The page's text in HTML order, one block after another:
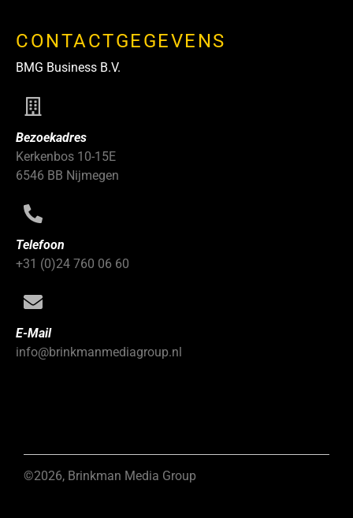
CONTACTGEGEVENS
BMG Business B.V.
Bezoekadres
Kerkenbos 10-15E
6546 BB Nijmegen
Telefoon
+31 (0)24 760 06 60
E-Mail
info@brinkmanmediagroup.nl
©2026, Brinkman Media Group